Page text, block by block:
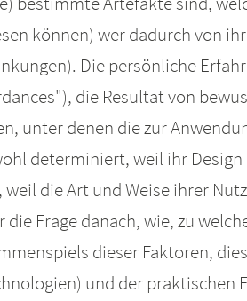
können) wer dadurch von
Die persönliche
die Resultat von
unter denen die zur
determiniert, weil ihr
die Art und Weise ihrer
Frage danach, wie, zu
dieser Faktoren,
und der praktischen